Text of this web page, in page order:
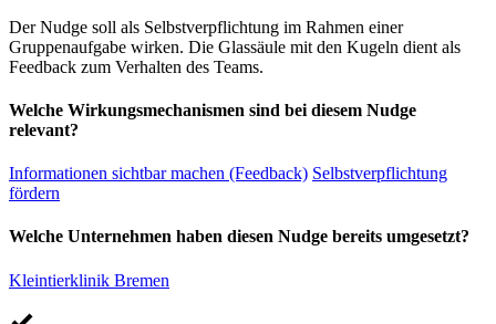
Der Nudge soll als Selbstverpflichtung im Rahmen einer
Gruppenaufgabe wirken. Die Glassäule mit den Kugeln dient als
Feedback zum Verhalten des Teams.
Welche Wirkungsmechanismen sind bei diesem Nudge
relevant?
Informationen sichtbar machen (Feedback) Selbstverpflichtung
fördern
Welche Unternehmen haben diesen Nudge bereits umgesetzt?
Kleintierklinik Bremen